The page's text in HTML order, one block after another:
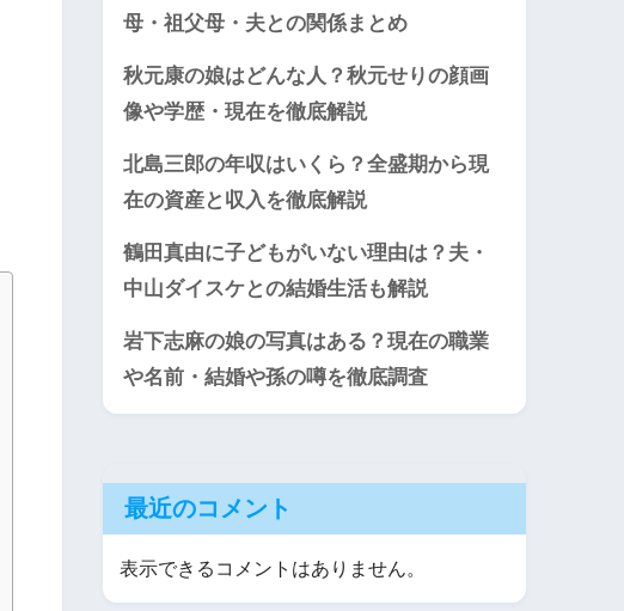
母・祖父母・夫との関係まとめ
秋元康の娘はどんな人？秋元せりの顔画
像や学歴・現在を徹底解説
北島三郎の年収はいくら？全盛期から現
在の資産と収入を徹底解説
鶴田真由に子どもがいない理由は？夫・
中山ダイスケとの結婚生活も解説
岩下志麻の娘の写真はある？現在の職業
や名前・結婚や孫の噂を徹底調査
最近のコメント
表示できるコメントはありません。